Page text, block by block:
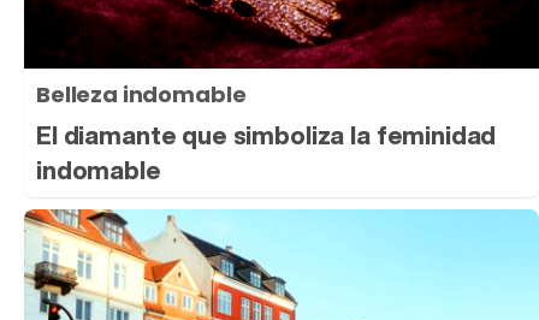
Belleza indomable
El diamante que simboliza la feminidad
indomable